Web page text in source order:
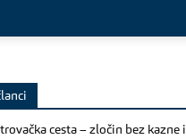
cesta – zločin bez kazne i